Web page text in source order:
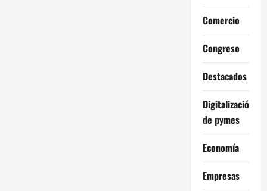
Comercio
Congreso
Destacados
Digitalización
de pymes
Economía
Empresas